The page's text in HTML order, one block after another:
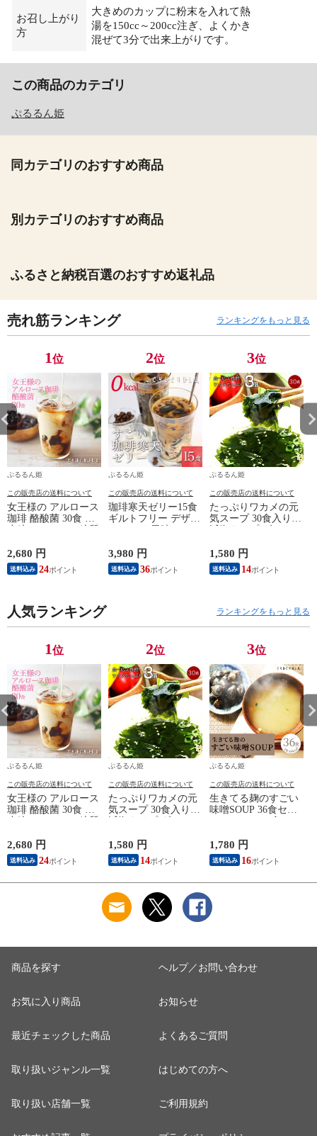
お召し上がり
方
大きめのカップに粉末を入れて熱
湯を150cc～200cc注ぎ、よくかき
混ぜて3分で出来上がりです。
この商品のカテゴリ
ぷるるん姫
同カテゴリのおすすめ商品
別カテゴリのおすすめ商品
ふるさと納税百選のおすすめ返礼品
売れ筋ランキング ランキングをもっと見る
1位
ぷるるん姫
この販売店の送料について
女王様の アルロース
珈琲 酪酸菌 30食 希
アルロース香川大学
アルロース プシコー
ス アルロース希少糖
日本産 カフェラテ
カフェオレ アイスコ
2,680 円
送料込み 24
2位
ぷるるん姫
この販売店の送料について
珈琲寒天ゼリー15食
ギルトフリー デザー
ーヒー ゼリー カロ
リーゼロ 糖質オフ
ダイエット
3,980 円
送料込み 36
3位
ぷるるん姫
この販売店の送料について
たっぷりワカメの元
気スープ 30食入り
ダイエット食品 置き
換えダイエット ダイ
エットスープ 低糖質
満腹感
1,580 円
送料込み 14
人気ランキング ランキングをもっと見る
1位
ぷるるん姫
この販売店の送料について
女王様の アルロース
珈琲 酪酸菌 30食 希
アルロース香川大学
アルロース プシコー
ス アルロース希少糖
2,680 円
送料込み 24
2位
ぷるるん姫
この販売店の送料について
たっぷりワカメの元
気スープ 30食入り
ダイエット食品 置き
換えダイエット ダイ
エットスープ 低糖質
満腹感
1,580 円
送料込み 14
3位
ぷるるん姫
この販売店の送料について
生きてる麹のすごい
味噌SOUP 36食セッ
ニチン 90種の植物発
酵エキス ポリアミン
ス－プダイエット食
1,780 円
送料込み 16
商品を探す
お気に入り商品
最近チェックした商品
取り扱いジャンル一覧
取り扱い店舗一覧
ヘルプ／お問い合わせ
お知らせ
よくあるご質問
はじめての方へ
ご利用規約